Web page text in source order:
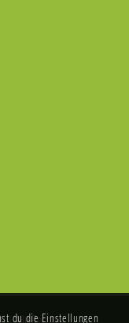
du die Einstellungen